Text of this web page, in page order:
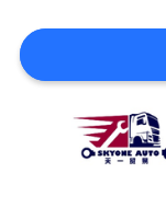
DEL
SITO
PRIVACY